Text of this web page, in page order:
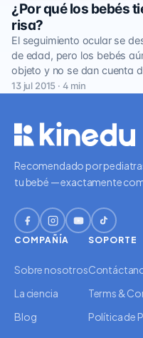
¿Por qué los bebés
risa?
El seguimiento ocular se
de edad, pero los bebés
objeto y no se dan cuenta
13 jul 2015 · 4 min
Recomendado por
tu bebé — exactamente
COMPAÑÍA
Sobre nosotros
La ciencia
Blog
SOPORTE
Terms &
Política de